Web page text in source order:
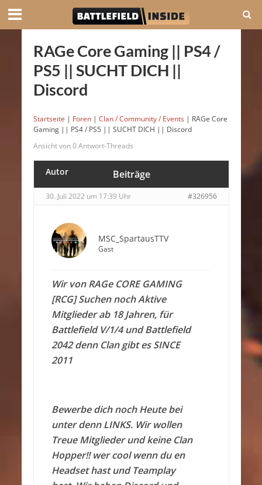
RAGe Core Gaming || PS4 /
PS5 || SUCHT DICH ||
Discord
Startseite | Foren | Clan / Community / Events | RAGe Core
Gaming || PS4 / PS5 || SUCHT DICH || Discord
Ansicht von 0 Antwort-Threads
Autor Beiträge
30. Juli 2022 um 17:39 Uhr #326956
MSC_SpartausTTV
Gast
Wir von RAGe CORE GAMING
[RCG] Suchen noch Aktive
Mitglieder ab 18 Jahren, für
Battlefield V/1/4 und Battlefield
2042 denn Clan gibt es SINCE
2011
Bewerbe dich noch Heute bei
unter denn LINKS. Wir wollen
Treue Mitglieder und keine Clan
Hopper!! wer cool wenn du en
Headset hast und Teamplay